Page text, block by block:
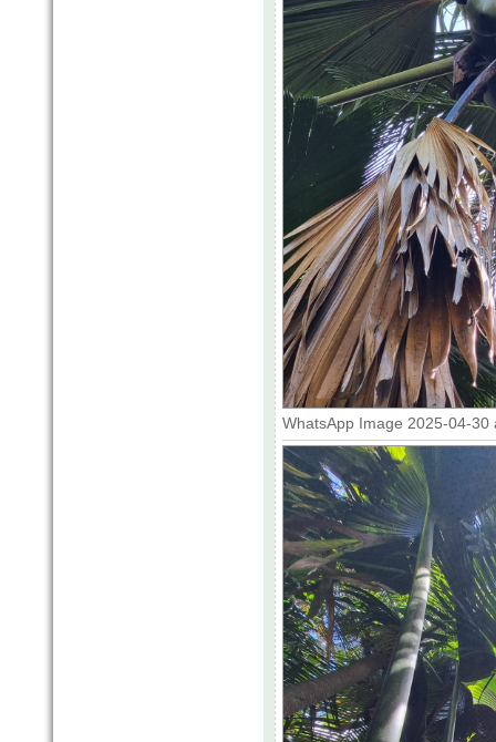
WhatsApp Image 2025-04-